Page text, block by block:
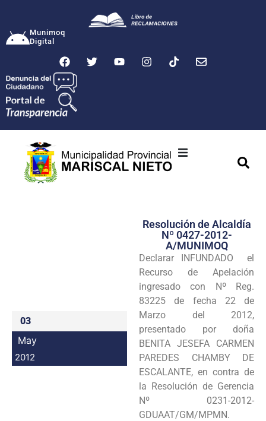
Munimoq
Digital
Transparencia
Seguridad
Programas
Intranet
03
May
2012
Resolución de Alcaldía
Nº 0427-2012-
A/MUNIMOQ
Declarar INFUNDADO el
Recurso de Apelación
ingresado con Nº Reg.
83225 de fecha 22 de
Marzo del 2012,
presentado por doña
BENITA JESEFA CARMEN
PAREDES CHAMBY DE
ESCALANTE, en contra de
la Resolución de Gerencia
Nº 0231-2012-
GDUAAT/GM/MPMN.